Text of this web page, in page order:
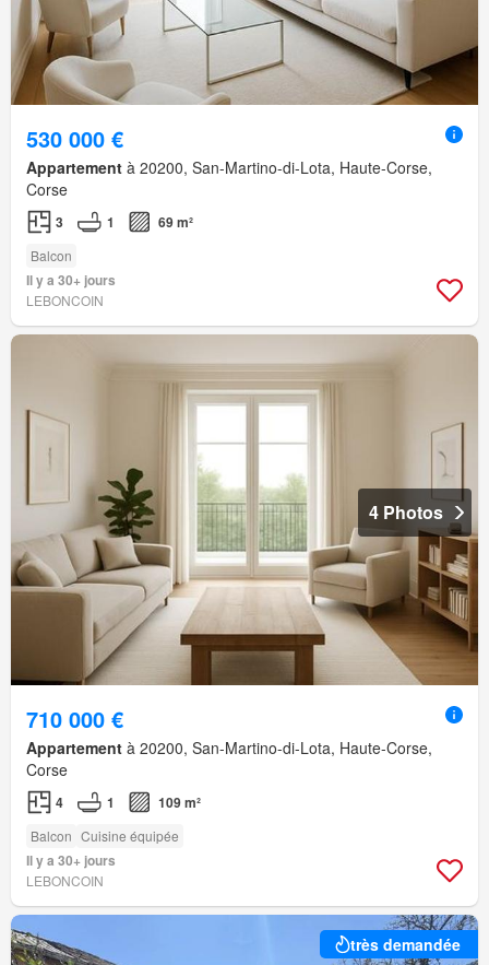
530 000 €
Appartement à 20200, San-Martino-di-Lota, Haute-Corse,
Corse
3 1 69 m²
Balcon
Il y a 30+ jours
LEBONCOIN
4 Photos
710 000 €
Appartement à 20200, San-Martino-di-Lota, Haute-Corse,
Corse
4 1 109 m²
Balcon Cuisine équipée
Il y a 30+ jours
LEBONCOIN
très demandée